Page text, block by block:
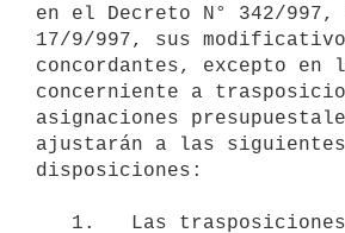
en el Decreto N° 342/997,
17/9/997, sus
concordantes, excepto en
concerniente a
asignaciones
ajustarán a las siguientes
disposiciones: